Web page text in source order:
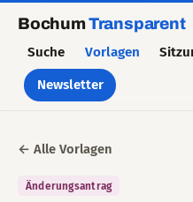
BochumTransparent
Suche Vorlagen
Newsletter
← Alle Vorlagen
Änderungsantrag